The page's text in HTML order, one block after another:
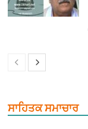
ਸਾਹਿਤਕ ਸਮਾਚਾਰ